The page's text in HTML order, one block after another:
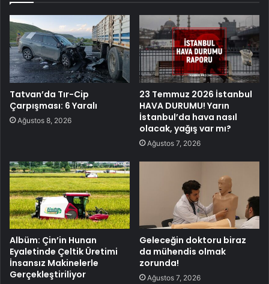
Tatvan’da Tır-Cip
Çarpışması: 6 Yaralı
Ağustos 8, 2026
23 Temmuz 2026 İstanbul
HAVA DURUMU! Yarın
İstanbul’da hava nasıl
olacak, yağış var mı?
Ağustos 7, 2026
Albüm: Çin’in Hunan
Eyaletinde Çeltik Üretimi
İnsansız Makinelerle
Gerçekleştiriliyor
Geleceğin doktoru biraz
da mühendis olmak
zorunda!
Ağustos 7, 2026